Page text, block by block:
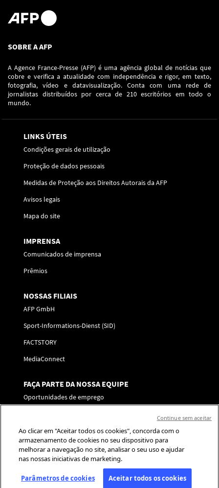
SOBRE A AFP
A Agence France-Presse (AFP) é uma agência global de notícias que
cobre e verifica a atualidade com independência e rigor, em texto,
fotografia, vídeo e datavisualização. Conta com uma rede de
jornalistas distribuídos por cerca de 210 escritórios em todo o
mundo.
LINKS ÚTEIS
Condições gerais de utilização
Proteção de dados pessoais
Medidas de Proteção aos Direitos Autorais da AFP
Avisos legais
Mapa do site
IMPRENSA
Comunicados de imprensa
Prêmios
NOSSAS FILIAIS
AFP GmbH
Sport-Informations-Dienst (SID)
FACTSTORY
MediaConnect
FAÇA PARTE DA NOSSA EQUIPE
Oportunidades de emprego
SIGA-NOS
Contate-nos
Ao clicar em "Aceitar todos os cookies", concorda com o
armazenamento de cookies no seu dispositivo para
melhorar a navegação no site, analisar o seu uso e ajudar
nas nossas iniciativas de marketing.
Parâmetros de cookies Aceitar todos os cookies
Continue sem aceitar